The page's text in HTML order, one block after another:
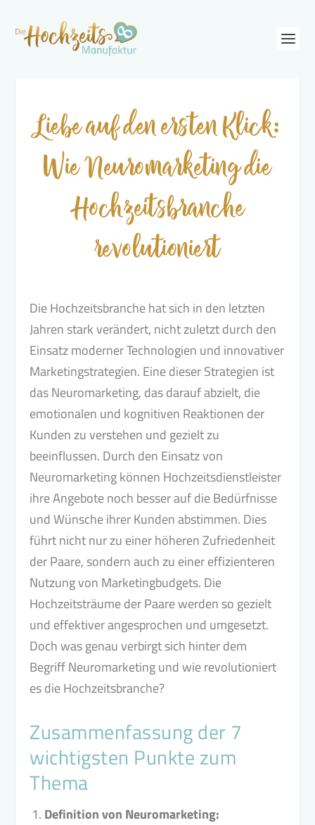
Liebe auf den ersten Klick:
Wie Neuromarketing die
Hochzeitsbranche
revolutioniert
Die Hochzeitsbranche hat sich in den letzten
Jahren stark verändert, nicht zuletzt durch den
Einsatz moderner Technologien und innovativer
Marketingstrategien. Eine dieser Strategien ist
das Neuromarketing, das darauf abzielt, die
emotionalen und kognitiven Reaktionen der
Kunden zu verstehen und gezielt zu
beeinflussen. Durch den Einsatz von
Neuromarketing können Hochzeitsdienstleister
ihre Angebote noch besser auf die Bedürfnisse
und Wünsche ihrer Kunden abstimmen. Dies
führt nicht nur zu einer höheren Zufriedenheit
der Paare, sondern auch zu einer effizienteren
Nutzung von Marketingbudgets. Die
Hochzeitsträume der Paare werden so gezielt
und effektiver angesprochen und umgesetzt.
Doch was genau verbirgt sich hinter dem
Begriff Neuromarketing und wie revolutioniert
es die Hochzeitsbranche?
Zusammenfassung der 7
wichtigsten Punkte zum
Thema
Definition von Neuromarketing: